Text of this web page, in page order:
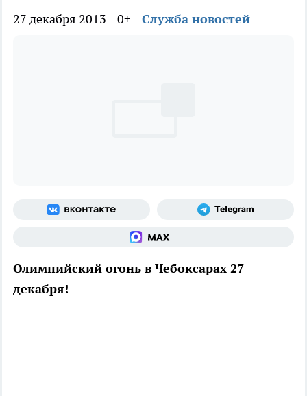
27 декабря 2013 0+ Служба новостей
Олимпийский огонь в Чебоксарах 27
декабря!